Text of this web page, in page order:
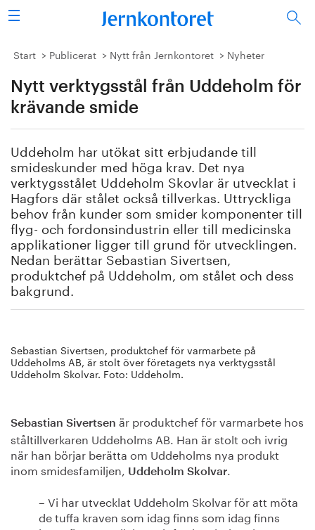
Sök
Stålindustrin
Vision 2050
Energi/miljö
Vi tycker
Publicerat
Bildbank
Om oss
Start Publicerat Nytt från Jernkontoret Nyheter
Nytt verktygsstål från Uddeholm för
krävande smide
Uddeholm har utökat sitt erbjudande till
smideskunder med höga krav. Det nya
verktygsstålet Uddeholm Skovlar är utvecklat i
Hagfors där stålet också tillverkas. Uttryckliga
behov från kunder som smider komponenter till
flyg- och fordonsindustrin eller till medicinska
applikationer ligger till grund för utvecklingen.
Nedan berättar Sebastian Sivertsen,
produktchef på Uddeholm, om stålet och dess
bakgrund.
Sebastian Sivertsen, produktchef för varmarbete på
Uddeholms AB, är stolt över företagets nya verktygsstål
Uddeholm Skolvar. Foto: Uddeholm.
Sebastian Sivertsen är produktchef för varmarbete hos
ståltillverkaren Uddeholms AB. Han är stolt och ivrig
när han börjar berätta om Uddeholms nya produkt
inom smidesfamiljen, Uddeholm Skolvar.
– Vi har utvecklat Uddeholm Skolvar för att möta
de tuffa kraven som idag finns som idag finns